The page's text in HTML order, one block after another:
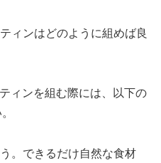
ィンはどのように組めば良
ィンを組む際には、以下の
。できるだけ自然な食材